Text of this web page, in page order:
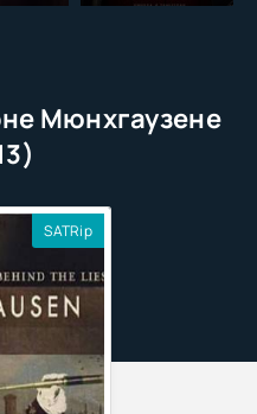
(2026)
Мюнхгаузене
SATRip